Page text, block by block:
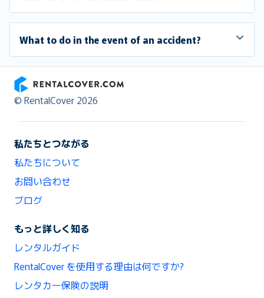
What to do in the event of an accident?
RentalCover
© RentalCover 2026
私たちとつながる
私たちについて
お問い合わせ
ブログ
もっと詳しく知る
レンタルガイド
RentalCover を使用する理由は何ですか?
レンタカー保険の説明